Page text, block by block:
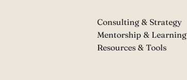
Consulting & Strategy
Mentorship & Learning
Resources & Tools